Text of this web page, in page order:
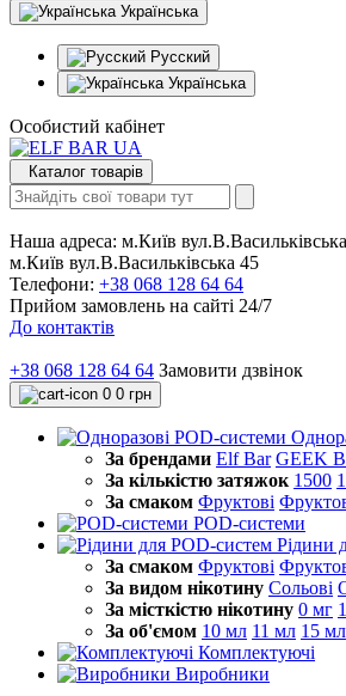
Українська
Русский
Українська
Особистий кабінет
Каталог товарів
Наша адреса: м.Київ
м.Київ вул.В.Васильківська 45
Телефони: +38 068 128 64 64
Прийом замовлень на сайті 24/7
До контактів
+38 068 128 64 64 Замовити дзвінок
0 0 грн
За брендами Elf Bar GEEK
За кількістю затяжок 1500
За смаком Фруктові
POD-системи
Рідини
За смаком Фруктові
За видом нікотину Сольові
За місткістю нікотину 0 мг
За об'ємом 10 мл 11 мл 15 мл
Комплектуючі
Виробники